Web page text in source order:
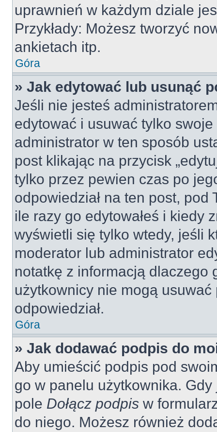
uprawnień w każdym dziale
Przykłady: Możesz tworzyć
ankietach itp.
Góra
» Jak edytować lub usunąć
Jeśli nie jesteś
edytować i usuwać tylko
administrator w ten sposób
post klikając na przycisk
tylko przez pewien czas po
odpowiedział na ten post,
ile razy go edytowałeś i kiedy
wyświetli się tylko wtedy, jeśli
moderator lub administrator
notatkę z informacją dlaczego
użytkownicy nie mogą
odpowiedział.
Góra
» Jak dodawać podpis do
Aby umieścić podpis pod
go w panelu użytkownika.
pole Dołącz podpis w
do niego. Możesz również